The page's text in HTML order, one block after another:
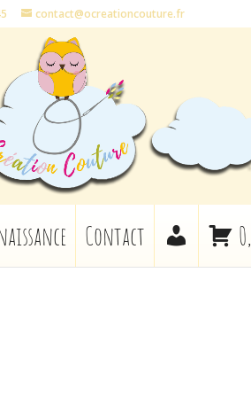
contact@ocreationcouture.fr
Contact